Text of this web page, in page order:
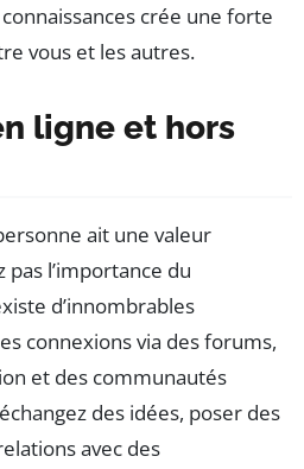
crée une forte
vous et les autres.
ligne et hors
ait une valeur
l’importance du
d’innombrables
connexions via des forums,
et des communautés
des idées, poser des
avec des